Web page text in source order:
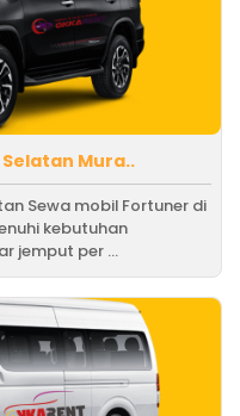
Mura..
Sewa mobil Fortuner di
kebutuhan
jemput per ...